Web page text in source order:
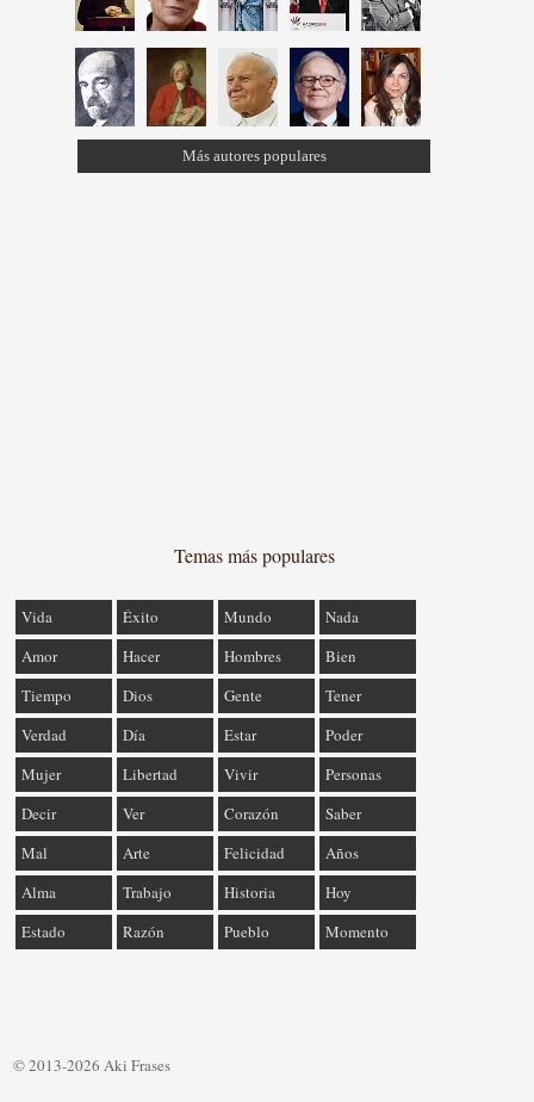
Más autores populares
Temas más populares
Vida Éxito Mundo
Nada
Amor
Hacer Hombres
Bien
Tiempo
Dios Gente
Tener
Verdad
Día Estar
Poder
Mujer
Libertad Vivir
Personas
Decir
Ver Corazón
Saber
Mal
Arte Felicidad
Años
Alma
Trabajo Historia
Hoy
Estado
Razón Pueblo Momento
© 2013-2026 Aki Frases